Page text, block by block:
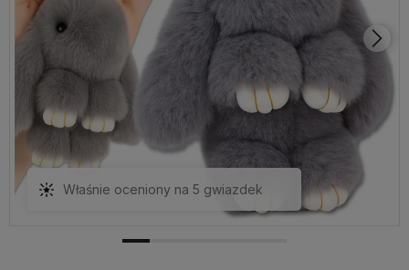
Właśnie oceniony na 5 gwiazdek